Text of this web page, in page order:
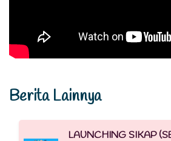
Berita Lainnya
LAUNCHING SIKAP